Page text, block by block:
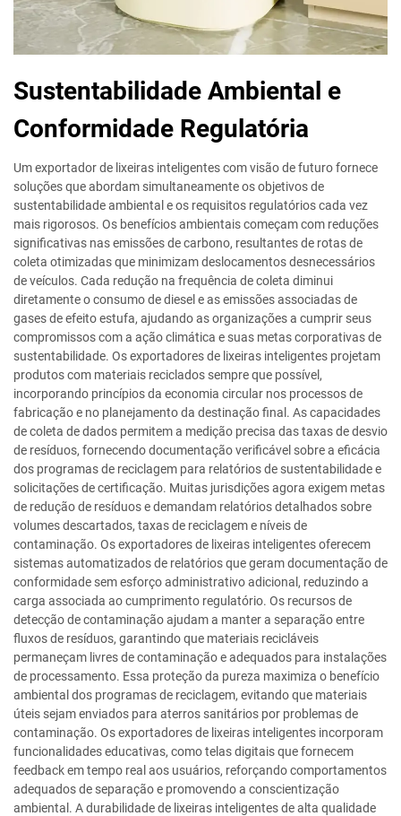
Sustentabilidade Ambiental e
Conformidade Regulatória
Um exportador de lixeiras inteligentes com visão de futuro fornece
soluções que abordam simultaneamente os objetivos de
sustentabilidade ambiental e os requisitos regulatórios cada vez
mais rigorosos. Os benefícios ambientais começam com reduções
significativas nas emissões de carbono, resultantes de rotas de
coleta otimizadas que minimizam deslocamentos desnecessários
de veículos. Cada redução na frequência de coleta diminui
diretamente o consumo de diesel e as emissões associadas de
gases de efeito estufa, ajudando as organizações a cumprir seus
compromissos com a ação climática e suas metas corporativas de
sustentabilidade. Os exportadores de lixeiras inteligentes projetam
produtos com materiais reciclados sempre que possível,
incorporando princípios da economia circular nos processos de
fabricação e no planejamento da destinação final. As capacidades
de coleta de dados permitem a medição precisa das taxas de desvio
de resíduos, fornecendo documentação verificável sobre a eficácia
dos programas de reciclagem para relatórios de sustentabilidade e
solicitações de certificação. Muitas jurisdições agora exigem metas
de redução de resíduos e demandam relatórios detalhados sobre
volumes descartados, taxas de reciclagem e níveis de
contaminação. Os exportadores de lixeiras inteligentes oferecem
sistemas automatizados de relatórios que geram documentação de
conformidade sem esforço administrativo adicional, reduzindo a
carga associada ao cumprimento regulatório. Os recursos de
detecção de contaminação ajudam a manter a separação entre
fluxos de resíduos, garantindo que materiais recicláveis
permaneçam livres de contaminação e adequados para instalações
de processamento. Essa proteção da pureza maximiza o benefício
ambiental dos programas de reciclagem, evitando que materiais
úteis sejam enviados para aterros sanitários por problemas de
contaminação. Os exportadores de lixeiras inteligentes incorporam
funcionalidades educativas, como telas digitais que fornecem
feedback em tempo real aos usuários, reforçando comportamentos
adequados de separação e promovendo a conscientização
ambiental. A durabilidade de lixeiras inteligentes de alta qualidade